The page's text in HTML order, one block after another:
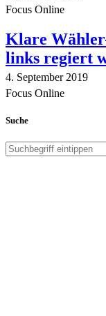
Focus Online
Klare
links regiert
4. September 2019
Focus Online
Suche